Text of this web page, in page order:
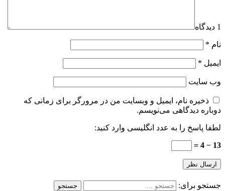
1 دیدگاه
نام *
ایمیل *
وب‌ سایت
ذخیره نام، ایمیل و وبسایت من در مرورگر برای زمانی که
دوباره دیدگاهی می‌نویسم.
لطفا پاسخ را به عدد انگلیسی وارد کنید:
13 − 4 =
جستجو برای: